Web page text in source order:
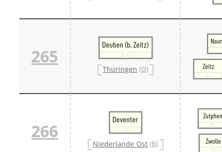
265
Deuben (b. Zeitz)
Thüringen (D) Zeitz
266
Deventer
Niederlande Ost (B)
Zutphen
Zwolle